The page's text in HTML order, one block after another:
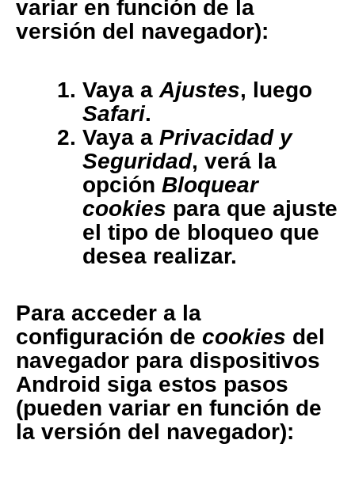
variar en función de la
versión del navegador):
Vaya aAjustes, luego
Safari.
Vaya a Privacidad y
Seguridad, verá la
opción Bloquear
cookies para que ajuste
el tipo de bloqueo que
desea realizar.
Para acceder a la
configuración de cookies del
navegador para dispositivos
Android siga estos pasos
(pueden variar en función de
la versión del navegador):